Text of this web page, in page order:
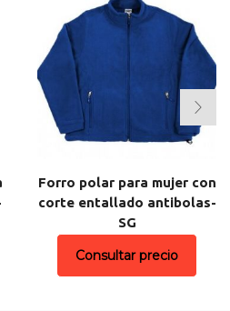
Forro polar para mujer con
corte entallado antibolas-
SG
Consultar precio